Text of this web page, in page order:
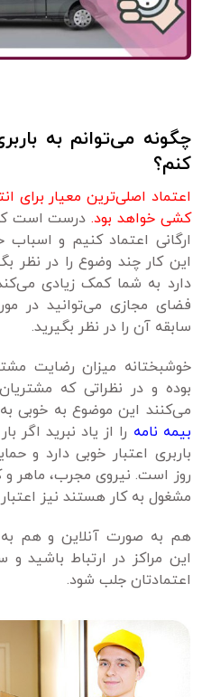
چگونه می‌توانم به
کنم؟
اعتماد اصلی‌ترین معیار برای
کشی خواهد بود.درست است که
ارگانی اعتماد کنیم و اسباب
این کار چند وضوع را در نظر
دارد به شما کمک زیادی
فضای مجازی می‌توانید در
سابقه آن را در نظر بگیرید.
خوشبختانه میزان رضایت
بوده و در نظراتی که
می‌کنند این موضوع به خوبی
بیمه نامه را از یاد نبرید
باربری اعتبار خوبی دارد و
روز است. نیروی مجرب، ماهر و
مشغول به کار هستند نیز اعتبار
هم به صورت آنلاین و هم
این مراکز در ارتباط باشید
اعتمادتان جلب شود.